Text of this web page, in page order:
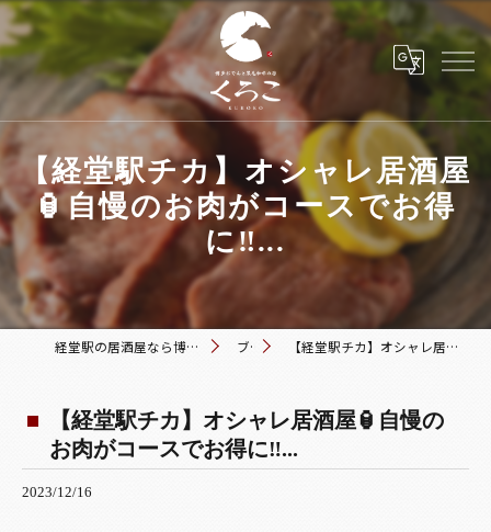
【経堂駅チカ】オシャレ居酒屋
🏮自慢のお肉がコースでお得
に‼️...
経堂駅の居酒屋なら博多おでんと黒毛和牛の店 くろこ ブログ 【経堂駅チカ】オシャレ居酒屋🏮自慢のお肉がコースでお得に‼️...
【経堂駅チカ】オシャレ居酒屋🏮自慢の
お肉がコースでお得に‼️...
2023/12/16